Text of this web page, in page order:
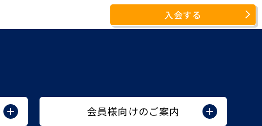
入会する
会員様向けのご案内